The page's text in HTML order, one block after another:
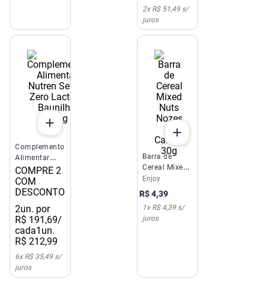
2x R$ 51,49s/
juros
Complemento
Alimentar
Nutren Senior
Zero Lactose
Baunilha
COMPRE 2
COM
DESCONTO
2un. por
R$ 191 ,69/
cada1un.
R$ 212,99
6x R$ 35,49s/
juros
Barra de
Cereal Mixed
Nuts Nozes e
Canela 30g
Enjoy
R$4,39
1x R$ 4,39s/
juros